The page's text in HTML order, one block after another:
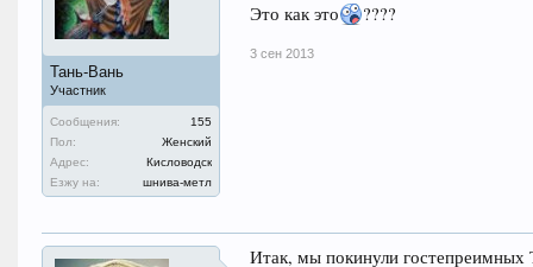
Тань-Вань
Участник
Сообщения:
155
Пол:
Женский
Адрес:
Кисловодск
Езжу на:
шнива-метл
Это как это ????
3 сен 2013
Итак, мы покинули гостепреимных